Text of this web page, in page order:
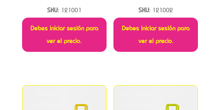
SKU: 121001
Debes iniciar sesión para
ver el precio.
SKU: 121002
Debes iniciar sesión para
ver el precio.